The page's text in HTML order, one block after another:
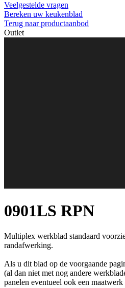
Veelgestelde vragen
Bereken uw keukenblad
Terug naar productaanbod
Outlet
0901LS RPN
Multiplex werkblad standaard
randafwerking.
Als u dit blad op de voorgaande
(al dan niet met nog andere
panelen eventueel ook een